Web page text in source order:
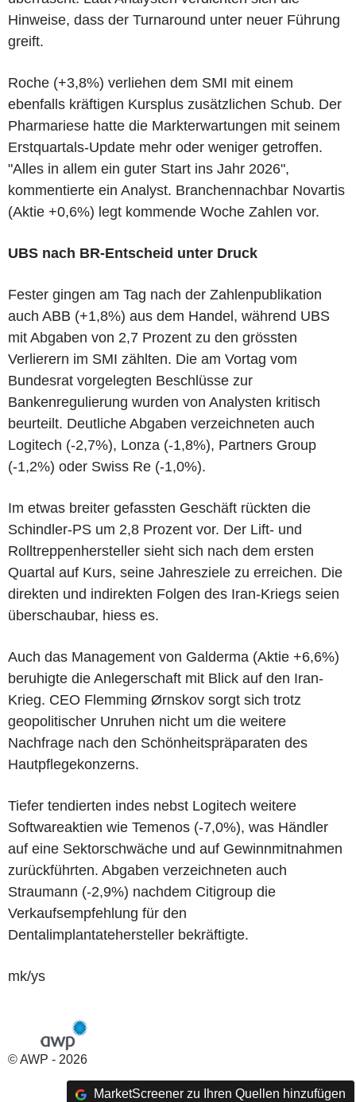
Hinweise, dass der Turnaround unter neuer Führung
greift.
Roche (+3,8%) verliehen dem SMI mit einem
ebenfalls kräftigen Kursplus zusätzlichen Schub. Der
Pharmariese hatte die Markterwartungen mit seinem
Erstquartals-Update mehr oder weniger getroffen.
"Alles in allem ein guter Start ins Jahr 2026",
kommentierte ein Analyst. Branchennachbar Novartis
(Aktie +0,6%) legt kommende Woche Zahlen vor.
UBS nach BR-Entscheid unter Druck
Fester gingen am Tag nach der Zahlenpublikation
auch ABB (+1,8%) aus dem Handel, während UBS
mit Abgaben von 2,7 Prozent zu den grössten
Verlierern im SMI zählten. Die am Vortag vom
Bundesrat vorgelegten Beschlüsse zur
Bankenregulierung wurden von Analysten kritisch
beurteilt. Deutliche Abgaben verzeichneten auch
Logitech (-2,7%), Lonza (-1,8%), Partners Group
(-1,2%) oder Swiss Re (-1,0%).
Im etwas breiter gefassten Geschäft rückten die
Schindler-PS um 2,8 Prozent vor. Der Lift- und
Rolltreppenhersteller sieht sich nach dem ersten
Quartal auf Kurs, seine Jahresziele zu erreichen. Die
direkten und indirekten Folgen des Iran-Kriegs seien
überschaubar, hiess es.
Auch das Management von Galderma (Aktie +6,6%)
beruhigte die Anlegerschaft mit Blick auf den Iran-
Krieg. CEO Flemming Ørnskov sorgt sich trotz
geopolitischer Unruhen nicht um die weitere
Nachfrage nach den Schönheitspräparaten des
Hautpflegekonzerns.
Tiefer tendierten indes nebst Logitech weitere
Softwareaktien wie Temenos (-7,0%), was Händler
auf eine Sektorschwäche und auf Gewinnmitnahmen
zurückführten. Abgaben verzeichneten auch
Straumann (-2,9%) nachdem Citigroup die
Verkaufsempfehlung für den
Dentalimplantatehersteller bekräftigte.
mk/ys
© AWP - 2026
MarketScreener zu Ihren Quellen hinzufügen